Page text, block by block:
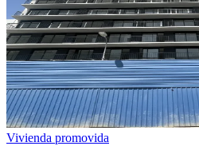
Vivienda promovida